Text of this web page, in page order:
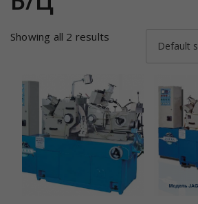
Showing all 2 results